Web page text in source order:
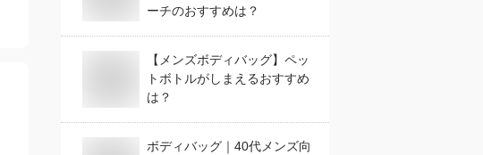
ーチのおすすめは？
【メンズボディバッグ】ペッ
トボトルがしまえるおすすめ
は？
ボディバッグ｜40代メンズ向